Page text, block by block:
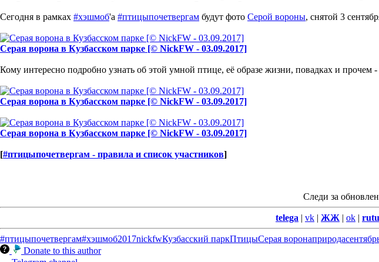
Сегодня в рамках #хэшмоб'а #птицыпочетвергам будут фото Серой вороны, снятой 3
Серая ворона в Кузбасском парке [© NickFW - 03.09.2017]
Кому интересно подробно узнать об этой умной птице, её образе жизни, повадках и прочем
Серая ворона в Кузбасском парке [© NickFW - 03.09.2017]
Серая ворона в Кузбасском парке [© NickFW - 03.09.2017]
[#птицыпочетвергам - правила и список участников]
Следи за
telega | vk | ЖЖ | ok |
#птицыпочетвергам#хэшмоб2017nickfwКузбасский паркПтицыСерая воронаприрода
Donate to this author